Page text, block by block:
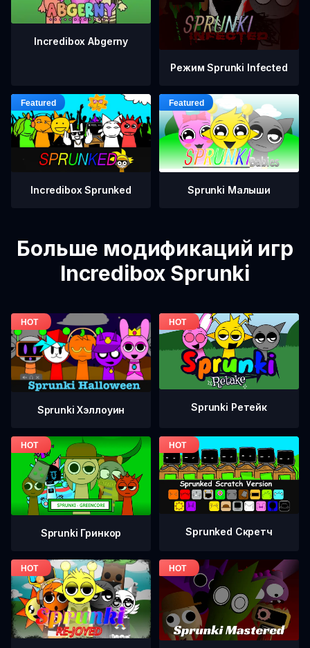
Incredibox Abgerny
Режим Sprunki Infected
Incredibox Sprunked Sprunki Малыши
Больше модификаций игр
Incredibox Sprunki
Sprunki Хэллоуин Sprunki Ретейк
Sprunki Гринкор Sprunked Скретч